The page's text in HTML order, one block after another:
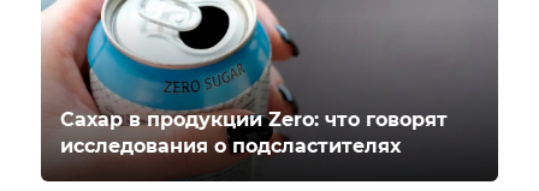
Сахар в продукции Zero: что говорят
исследования о подсластителях